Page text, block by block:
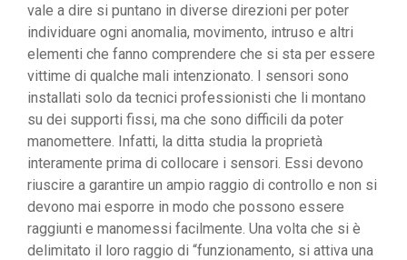
vale a dire si puntano in diverse direzioni per poter
individuare ogni anomalia, movimento, intruso e altri
elementi che fanno comprendere che si sta per essere
vittime di qualche mali intenzionato. I sensori sono
installati solo da tecnici professionisti che li montano
su dei supporti fissi, ma che sono difficili da poter
manomettere. Infatti, la ditta studia la proprietà
interamente prima di collocare i sensori. Essi devono
riuscire a garantire un ampio raggio di controllo e non si
devono mai esporre in modo che possono essere
raggiunti e manomessi facilmente. Una volta che si è
delimitato il loro raggio di “funzionamento, si attiva una